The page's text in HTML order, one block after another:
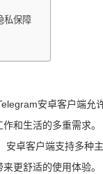
私保障
安卓客户端允
和生活的多重需求。
安卓客户端支持多种
更舒适的使用体验。